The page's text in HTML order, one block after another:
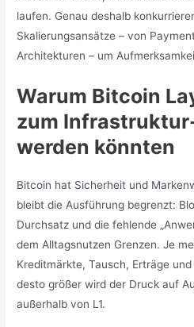
laufen. Genau deshalb
Skalierungsansätze – von
Architekturen – um
Warum Bitcoin
zum
werden könnten
Bitcoin hat Sicherheit und
bleibt die Ausführung begrenzt:
Durchsatz und die fehlende
dem Alltagsnutzen Grenzen. Je
Kreditmärkte, Tausch, Erträge
desto größer wird der Druck auf
außerhalb von L1.